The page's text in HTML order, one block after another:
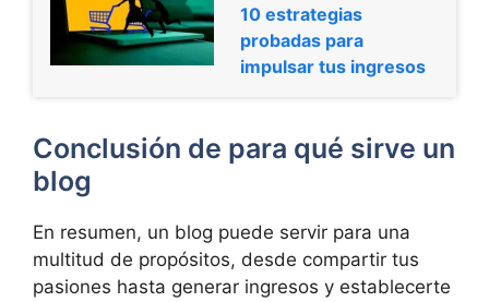
10 estrategias
probadas para
impulsar tus ingresos
Conclusión de para qué sirve un
blog
En resumen, un blog puede servir para una
multitud de propósitos, desde compartir tus
pasiones hasta generar ingresos y establecerte